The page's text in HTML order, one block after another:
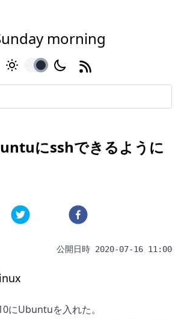
morning
toggle
にsshできるように
公開日時 2020-07-16 11:00
にUbuntuを入れた。